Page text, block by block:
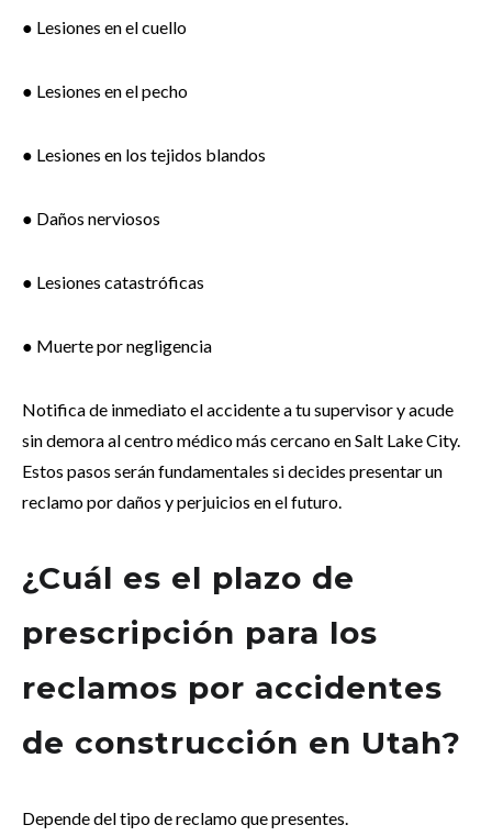
● Lesiones en el cuello
● Lesiones en el pecho
● Lesiones en los tejidos blandos
● Daños nerviosos
● Lesiones catastróficas
● Muerte por negligencia
Notifica de inmediato el accidente a tu supervisor y acude
sin demora al centro médico más cercano en Salt Lake City.
Estos pasos serán fundamentales si decides presentar un
reclamo por daños y perjuicios en el futuro.
¿Cuál es el plazo de
prescripción para los
reclamos por accidentes
de construcción en Utah?
Depende del tipo de reclamo que presentes.